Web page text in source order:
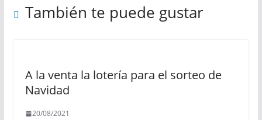
También te puede gustar
A la venta la lotería para el sorteo de
Navidad
20/08/2021